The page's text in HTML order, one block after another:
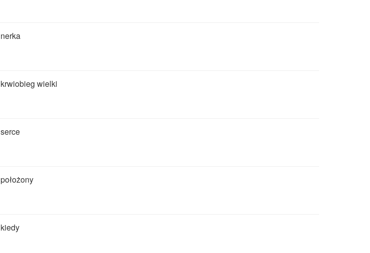
nerka
krwiobieg wielki
serce
położony
kiedy